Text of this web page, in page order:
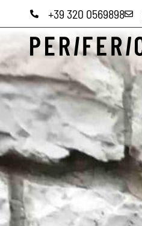
+39 320 0569898